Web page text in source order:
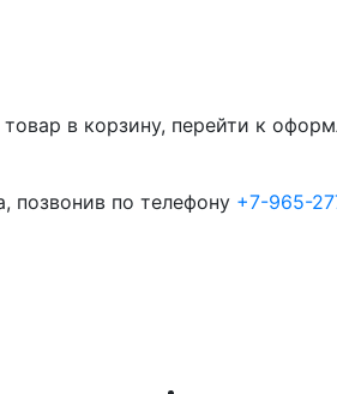
в корзину, перейти к
позвонив по телефону +7-965-